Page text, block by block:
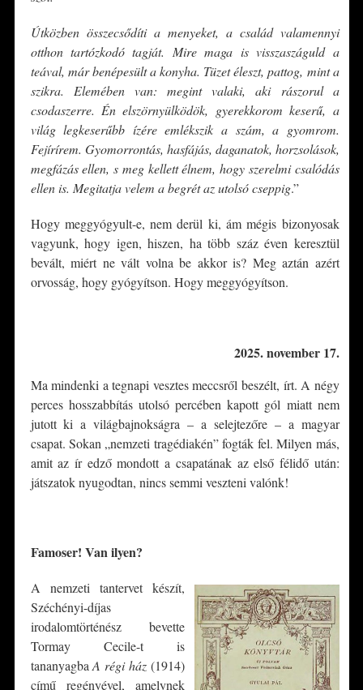
Útközben összecsődíti a menyeket, a család valamennyi
otthon tartózkodó tagját. Mire maga is visszaszáguld a
teával, már benépesült a konyha. Tüzet éleszt, pattog, mint a
szikra. Elemében van: megint valaki, aki rászorul a
csodaszerre. Én elszörnyülködök, gyerekkorom keserű, a
világ legkeserűbb ízére emlékszik a szám, a gyomrom.
Fejírírem. Gyomorrontás, hasfájás, daganatok, horzsolások,
megfázás ellen, s meg kellett élnem, hogy szerelmi csalódás
ellen is. Megitatja velem a begrét az utolsó cseppig.”
Hogy meggyógyult-e, nem derül ki, ám mégis bizonyosak
vagyunk, hogy igen, hiszen, ha több száz éven keresztül
bevált, miért ne vált volna be akkor is? Meg aztán azért
orvosság, hogy gyógyítson. Hogy meggyógyítson.
2025. november 17.
Ma mindenki a tegnapi vesztes meccsről beszélt, írt. A négy
perces hosszabbítás utolsó percében kapott gól miatt nem
jutott ki a világbajnokságra – a selejtezőre – a magyar
csapat. Sokan „nemzeti tragédiakén” fogták fel. Milyen más,
amit az ír edző mondott a csapatának az első félidő után:
játszatok nyugodtan, nincs semmi veszteni valónk!
Famoser! Van ilyen?
A nemzeti tantervet készít,
Széchényi-díjas
irodalomtörténész bevette
Tormay Cecile-t is
tananyagbaA régi ház (1914)
című regényével, amelynek